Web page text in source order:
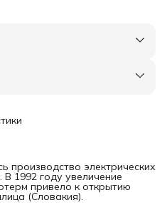
производство электрических
1992 году увеличение
привело к открытию
(Словакия).